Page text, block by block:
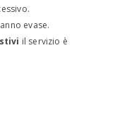
evase.
il servizio è